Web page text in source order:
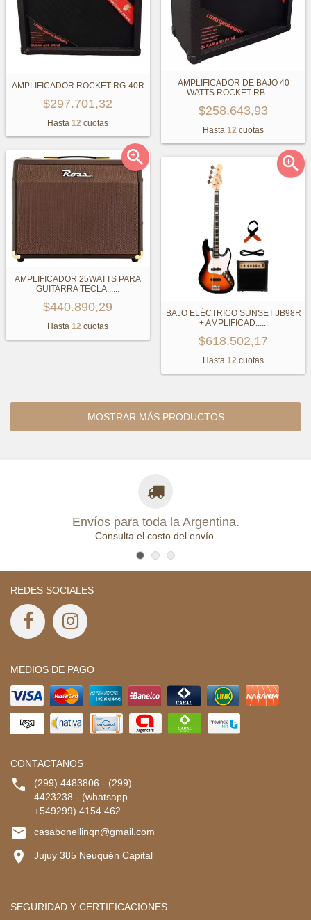
AMPLIFICADOR ROCKET RG-40R
$297.701,32
Hasta 12 cuotas
AMPLIFICADOR DE BAJO 40
WATTS ROCKET RB-...
$258.643,93
Hasta 12 cuotas

AMPLIFICADOR 25WATTS PARA
GUITARRA TECLA...
$440.890,29
Hasta 12 cuotas

BAJO ELÉCTRICO SUNSET JB98R
+ AMPLIFICAD......
$618.502,17
Hasta 12 cuotas
MOSTRAR MÁS PRODUCTOS
Envíos para toda la Argentina.
Consulta el costo del envío.
REDES SOCIALES
MEDIOS DE PAGO
CONTACTANOS

(299) 4483806 - (299)
4423238 - (whatsapp
+549299) 4154 462
 casabonellinqn@gmail.com
 Jujuy 385 Neuquén Capital
SEGURIDAD Y CERTIFICACIONES